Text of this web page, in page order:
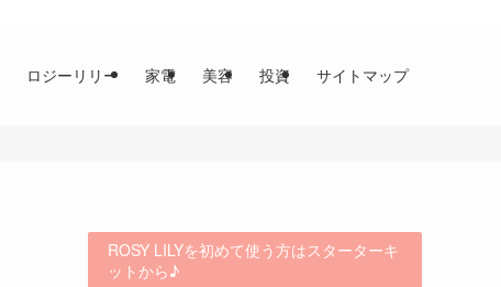
ロジーリリー 家電 美容 投資 サイトマップ
ROSY LILYを初めて使う方はスターターキ
ットから♪